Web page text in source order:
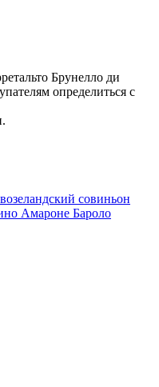
Брунелло ди
определиться с
совиньон
Амароне Бароло